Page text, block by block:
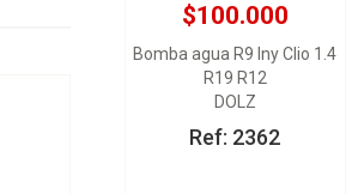
$100.000
Bomba agua R9 Iny Clio 1.4
R19 R12
DOLZ
Ref: 2362
$54.000
Soporte barra tensora
derecha Corsa
KAPARS